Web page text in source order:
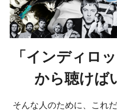
「インディロ
から聴けば
そんな人のために、これ